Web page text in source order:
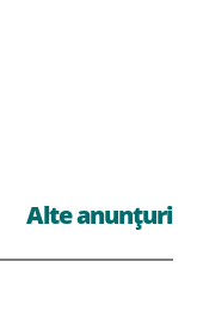
Alte anunțuri